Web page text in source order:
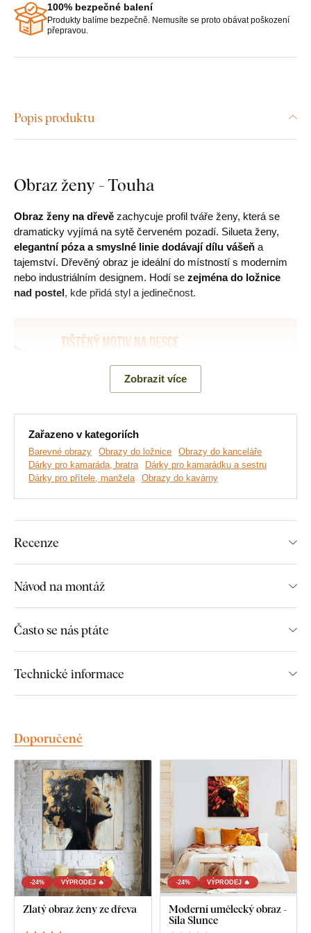
100% bezpečné balení
Produkty balíme bezpečně. Nemusíte se proto obávat poškození
přepravou.
Popis produktu
Obraz ženy - Touha
Obraz ženy na dřevě zachycuje profil tváře ženy, která se
dramaticky vyjímá na sytě červeném pozadí. Silueta ženy,
elegantní póza a smyslné linie dodávají dílu vášeň a
tajemství. Dřevěný obraz je ideální do místností s moderním
nebo industriálním designem. Hodí se zejména do ložnice
nad postel, kde přidá styl a jedinečnost.
nejkvalitnější barvy na trhu. Motiv tiskneme přímo na desku
a následně vyřezáváme pomocí laseru. Díky tomu má obraz z
motiv.
Objevte výhody dřevěných tištěných
obrazů od DUBLEZ:
Prémiové zpracování a kvalita
Stálost barev
Rovný a nerozbitný – na rozdíl od plátna se nevlní
Obraz na celý život – extrémně dlouhá životnost
Elegantní tmavě hnědý okraj nahrazuje rám
Dostupné rozměry jednotlivých
obrazů:
22x22 cm, 33x33 cm, 45x45 cm, 66x66 cm, 90x90 cm
Zobrazit více
Zařazeno v kategoriích
Barevné obrazy Obrazy do ložnice
Obrazy do kanceláře
Dárky pro kamaráda, bratra
Dárky pro kamarádku a sestru
Dárky pro přítele, manžela
Obrazy do kavárny
Recenze
Návod na montáž
Často se nás ptáte
Technické informace
Doporučené
-24% VÝPRODEJ 🔥
Zlatý obraz ženy ze dřeva
-24% VÝPRODEJ 🔥
Moderní umělecký obraz -
Síla Slunce